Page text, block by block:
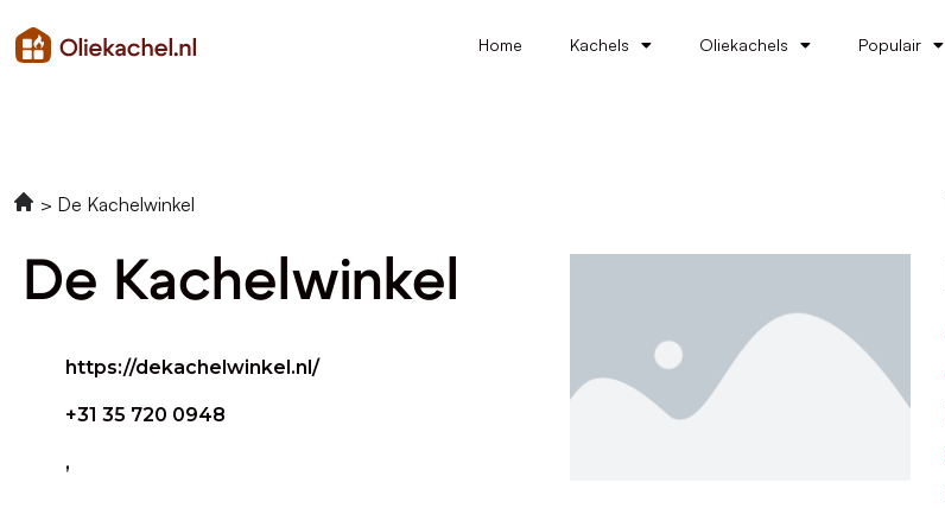
Home Kachels Oliekachels Populair
De Kachelwinkel
De Kachelwinkel
https://dekachelwinkel.nl/
+31 35 720 0948
,